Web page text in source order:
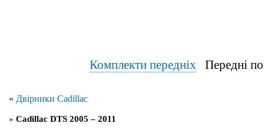
Комплекти передніхПередні
« Двірники Cadillac
» Cadillac DTS 2005 – 2011